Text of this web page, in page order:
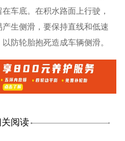
车底。在积水路面上行驶，
生侧滑，要保持直线和低速
防轮胎抱死造成车辆侧滑。
阅读